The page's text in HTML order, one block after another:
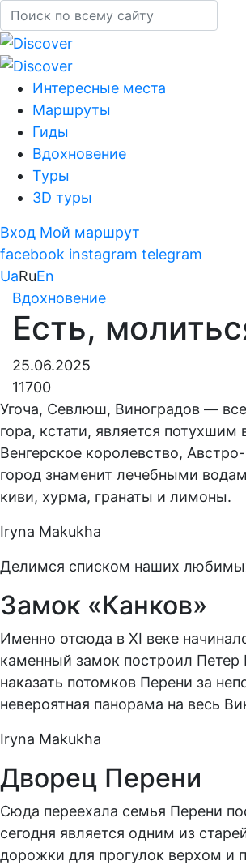
Интересные места
Маршруты
Гиды
Вдохновение
Туры
3D туры
Вход Мой маршрут
facebook instagram telegram
UaRuEn
Вдохновение
Есть,
25.06.2025
11700
Угоча, Севлюш, Виноградов — все
гора, кстати, является
Венгерское королевство,
город знаменит лечебными
киви, хурма, гранаты и лимоны.
Iryna Makukha
Делимся списком наших
Замок «Канков»
Именно отсюда в XI веке
каменный замок построил Петер
наказать потомков Перени за
невероятная панорама на весь
Iryna Makukha
Дворец Перени
Сюда переехала семья Перени
сегодня является одним из
дорожки для прогулок верхом и